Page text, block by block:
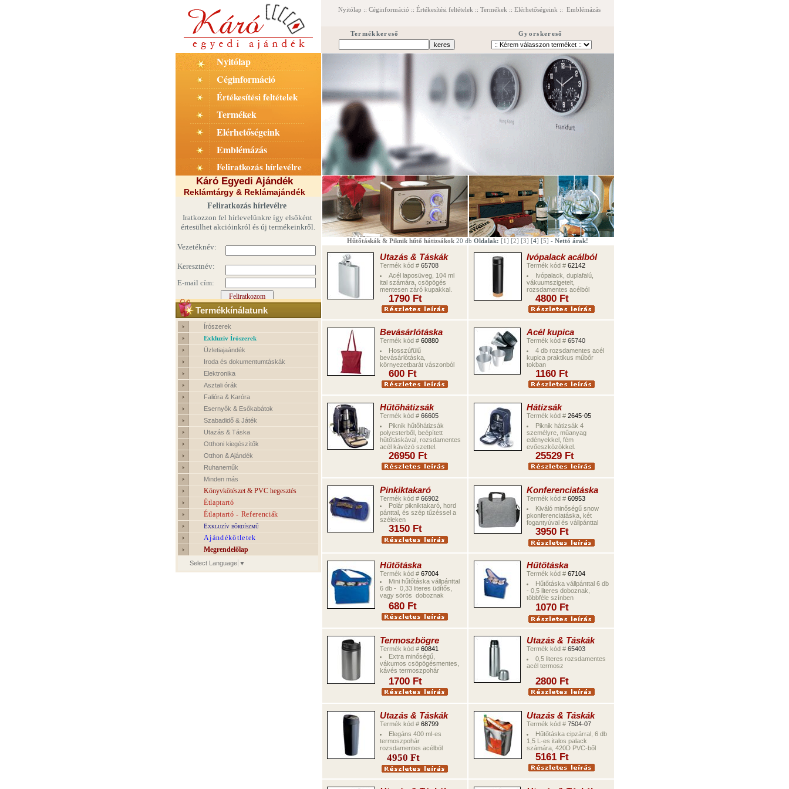
Nyitólap :: Céginformáció :: Értékesítési feltételek :: Termékek :: Elérhetőségeink :: Emblémázás
Termékkereső Gyorskereső
Nyitólap
Céginformáció
Értékesítési feltételek
Termékek
Elérhetőségeink
Emblémázás
Feliratkozás hírlevélre
Káró Egyedi Ajándék
Reklámtárgy & Reklámajándék
Feliratkozás hírlevélre
Iratkozzon fel hírlevelünkre így elsőként
értesülhet akcióinkról és új termékeinkről.
Termékkínálatunk
Írószerek
Exkluzív Írószerek
Üzletiajaándék
Iroda és dokumentumtáskák
Elektronika
Asztali órák
Falióra & Karóra
Esernyők & Esőkabátok
Szabadidő & Játék
Utazás & Táska
Otthoni kiegészítők
Otthon & Ajándék
Ruhaneműk
Minden más
Könyvkötészet & PVC hegesztés
Étlaptartó
Étlaptartó - Referenciák
Exkluzív bőrdíszmű
Ajándékötletek
Megrendelőlap
Select Language ▼
Hűtőtáskák & Piknik hűtő hátizsákok 20 db Oldalak: [1] [2] [3] [4] [5] - Nettó árak!
Utazás & Táskák
Termék kód # 65708
Acél laposüveg, 104 ml
ital számára, csöpögés
mentesen záró kupakkal.
1790 Ft
Ivópalack acálból
Termék kód # 62142
Ivópalack, duplafalú,
vákuumszigetelt,
rozsdamentes acélból
4800 Ft
Bevásárlótáska
Termék kód # 60880
Hosszúfülű
bevásárlótáska,
környezetbarát vászonból
600 Ft
Acél kupica
Termék kód # 65740
4 db rozsdamentes acél
kupica praktikus műbőr
tokban
1160 Ft
Hűtőhátizsák
Termék kód # 66605
Piknik hűtőhátizsák
polyesterből, beépített
hűtőtáskával, rozsdamentes
acél kávézó szettel.
26950 Ft
Hátizsák
Termék kód # 2645-05
Piknik hátizsák 4
személyre, műanyag
edényekkel, fém
evőeszközökkel.
25529 Ft
Pinkiktakaró
Termék kód # 66902
Polár pikniktakaró, hord
pánttal, és szép tűzéssel a
széleken
3150 Ft
Konferenciatáska
Termék kód # 60953
Kiváló minőségű snow
pkonferenciatáska, két
fogantyúval és vállpánttal
3950 Ft
Hűtőtáska
Termék kód # 67004
Mini hűtőtáska vállpánttal
6 db - 0,33 literes üdítős,
vagy sörös doboznak
680 Ft
Hűtőtáska
Termék kód # 67104
Hűtőtáska vállpánttal 6 db
- 0,5 literes doboznak,
többféle színben
1070 Ft
Termoszbögre
Termék kód # 60841
Extra minőségű,
vákumos csöpögésmentes
kávés termoszpohár
1700 Ft
Utazás & Táskák
Termék kód # 65403
0,5 literes rozsdamentes
acél termosz
2800 Ft
Utazás & Táskák
Termék kód # 68799
Elegáns 400 ml-es
termoszpohár
rozsdamentes acélból
4950 Ft
Utazás & Táskák
Termék kód # 7504-07
Hűtőtáska cipzárral, 6 db
1,5 L-es italos palack
számára, 420D PVC-ből
5161 Ft